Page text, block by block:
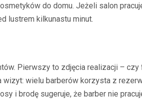
do domu. Jeżeli salon
lustrem kilkunastu minut.
Pierwszy to zdjęcia realizacji –
wielu barberów korzysta z
i brodę sugeruje, że barber nie